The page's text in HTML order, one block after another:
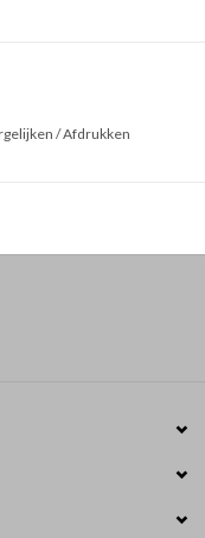
/Afdrukken